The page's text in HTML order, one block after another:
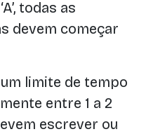
todas as
devem começar
limite de tempo
entre 1 a 2
escrever ou